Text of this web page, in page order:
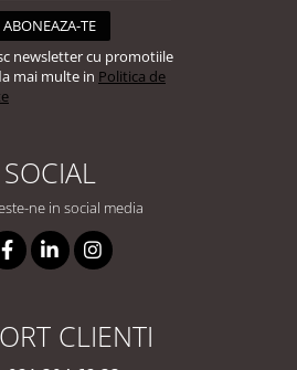
newsletter cu promotiile
mai multe in Politica de
SOCIAL
ne in social media
CLIENTI